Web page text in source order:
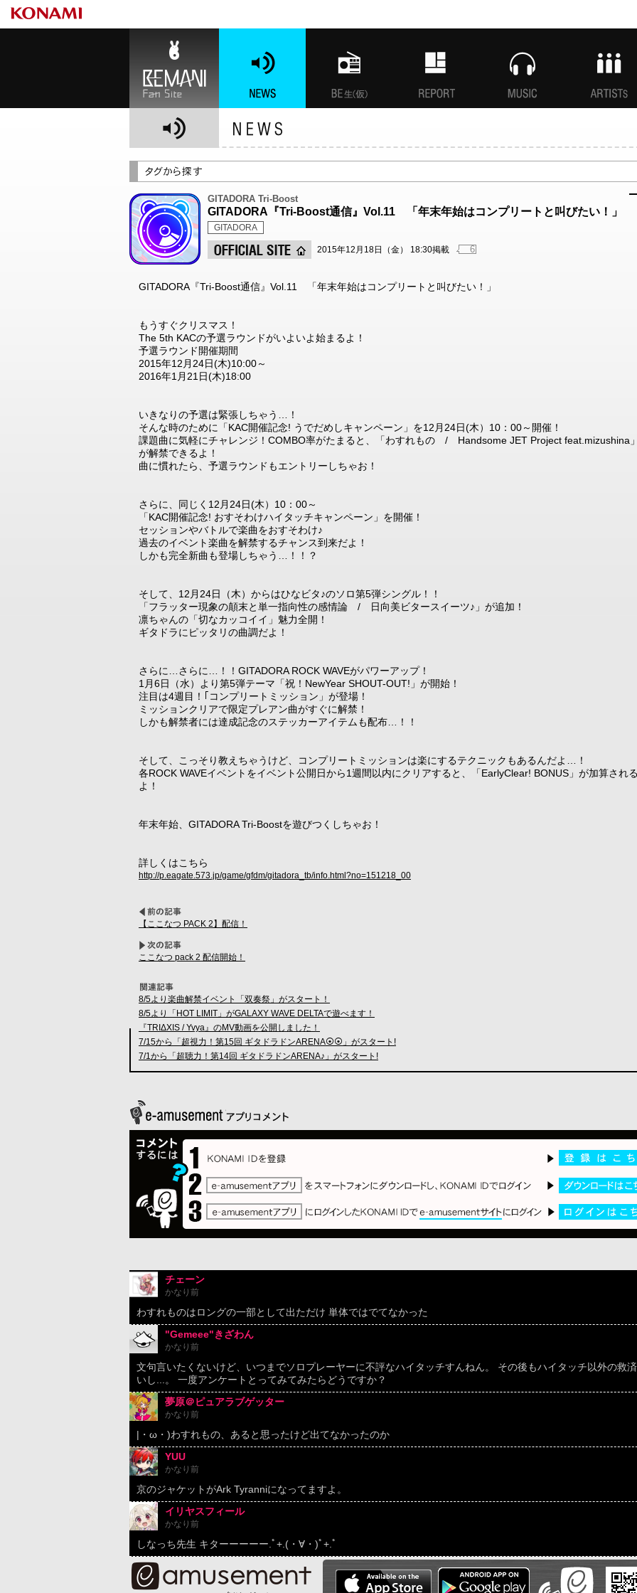
GITADORA Tri-Boost
GITADORA『Tri-Boost通信』Vol.11 「年末年始はコンプリートと叫びたい！」
GITADORA
2015年12月18日（金） 18:30掲載 6
GITADORA『Tri-Boost通信』Vol.11 「年末年始はコンプリートと叫びたい！」
もうすぐクリスマス！
The 5th KACの予選ラウンドがいよいよ始まるよ！
予選ラウンド開催期間
2015年12月24日(木)10:00～
2016年1月21日(木)18:00
いきなりの予選は緊張しちゃう…！
そんな時のために「KAC開催記念! うでだめしキャンペーン」を12月24日(木）10：00～開催！
課題曲に気軽にチャレンジ！COMBO率がたまると、「わすれもの / Handsome JET Project feat.mizushina
が解禁できるよ！
曲に慣れたら、予選ラウンドもエントリーしちゃお！
さらに、同じく12月24日(木）10：00～
「KAC開催記念! おすそわけハイタッチキャンペーン」を開催！
セッションやバトルで楽曲をおすそわけ♪
過去のイベント楽曲を解禁するチャンス到来だよ！
しかも完全新曲も登場しちゃう…！！？
そして、12月24日（木）からはひなビタ♪のソロ第5弾シングル！！
「フラッター現象の顛末と単一指向性の感情論 / 日向美ビタースイーツ♪」が追加！
凛ちゃんの「切なカッコイイ」魅力全開！
ギタドラにピッタリの曲調だよ！
さらに…さらに…！！GITADORA ROCK WAVEがパワーアップ！
1月6日（水）より第5弾テーマ「祝！NewYear SHOUT-OUT!」が開始！
注目は4週目！｢コンプリートミッション」が登場！
ミッションクリアで限定プレアン曲がすぐに解禁！
しかも解禁者には達成記念のステッカーアイテムも配布…！！
そして、こっそり教えちゃうけど、コンプリートミッションは楽にするテクニックもあるんだよ…！
各ROCK WAVEイベントをイベント公開日から1週間以内にクリアすると、「EarlyClear! BONUS」が加算され
よ！
年末年始、GITADORA Tri-Boostを遊びつくしちゃお！
詳しくはこちら
http://p.eagate.573.jp/game/gfdm/gitadora_tb/info.html?no=151218_00
【ここなつ PACK 2】配信！
ここなつ pack 2 配信開始！
8/5より楽曲解禁イベント「双奏祭」がスタート！
8/5より「HOT LIMIT」がGALAXY WAVE DELTAで遊べます！
『TRIΔXIS / Yvya』のMV動画を公開しました！
7/15から「超視力！第15回 ギタドラドンARENA⦿⦿」がスタート!
7/1から「超聴力！第14回 ギタドラドンARENA♪」がスタート!
チェーン
かなり前
わすれものはロングの一部として出ただけ 単体ではでてなかった
"Gemeee"きざわん
かなり前
文句言いたくないけど、いつまでソロプレーヤーに不評なハイタッチすんねん。 その後もハイタッチ以外の救
いし...。 一度アンケートとってみてみたらどうですか？
夢原＠ピュアラブゲッター
かなり前
|・ω・)わすれもの、あると思ったけど出てなかったのか
YUU
かなり前
京のジャケットがArk Tyranniになってますよ。
イリヤスフィール
かなり前
しなっち先生 キターーーーー.ﾟ+.(・∀・)ﾟ+.ﾟ